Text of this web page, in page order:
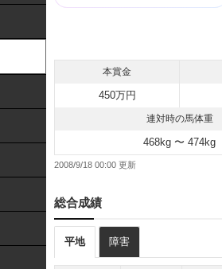
本賞金
450万円
連対時の馬体重
468kg 〜 474kg
2008/9/18 00:00
総合成績
平地 障害